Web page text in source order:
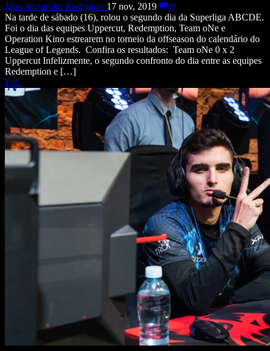
Max Alexandre Rodrigues 17 nov, 2019
0
Na tarde de sábado (16), rolou o segundo dia da Superliga ABCDE.
Foi o dia das equipes Uppercut, Redemption, Team oNe e
Operation Kino estrearem no torneio da offseason do calendário do
League of Legends. Confira os resultados: Team oNe 0 x 2
Uppercut Infelizmente, o segundo confronto do dia entre as equipes
Redemption e […]
LoL